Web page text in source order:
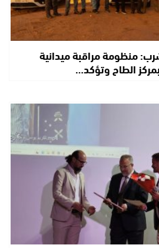
منظومة مراقبة ميدانية
الطاح وتؤكد…